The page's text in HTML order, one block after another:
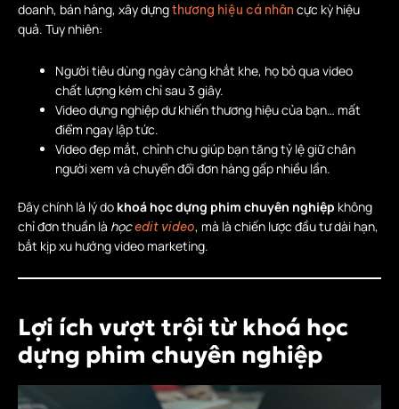
doanh, bán hàng, xây dựngthương hiệu cá nhân cực kỳ hiệu
quả. Tuy nhiên:
Người tiêu dùng ngày càng khắt khe, họ bỏ qua video
chất lượng kém chỉ sau 3 giây.
Video dựng nghiệp dư khiến thương hiệu của bạn… mất
điểm ngay lập tức.
Video đẹp mắt, chỉnh chu giúp bạn tăng tỷ lệ giữ chân
người xem và chuyển đổi đơn hàng gấp nhiều lần.
Đây chính là lý do khoá học dựng phim chuyên nghiệp không
chỉ đơn thuần là họcedit video, mà là chiến lược đầu tư dài hạn,
bắt kịp xu hướng video marketing.
Lợi ích vượt trội từ khoá học
dựng phim chuyên nghiệp